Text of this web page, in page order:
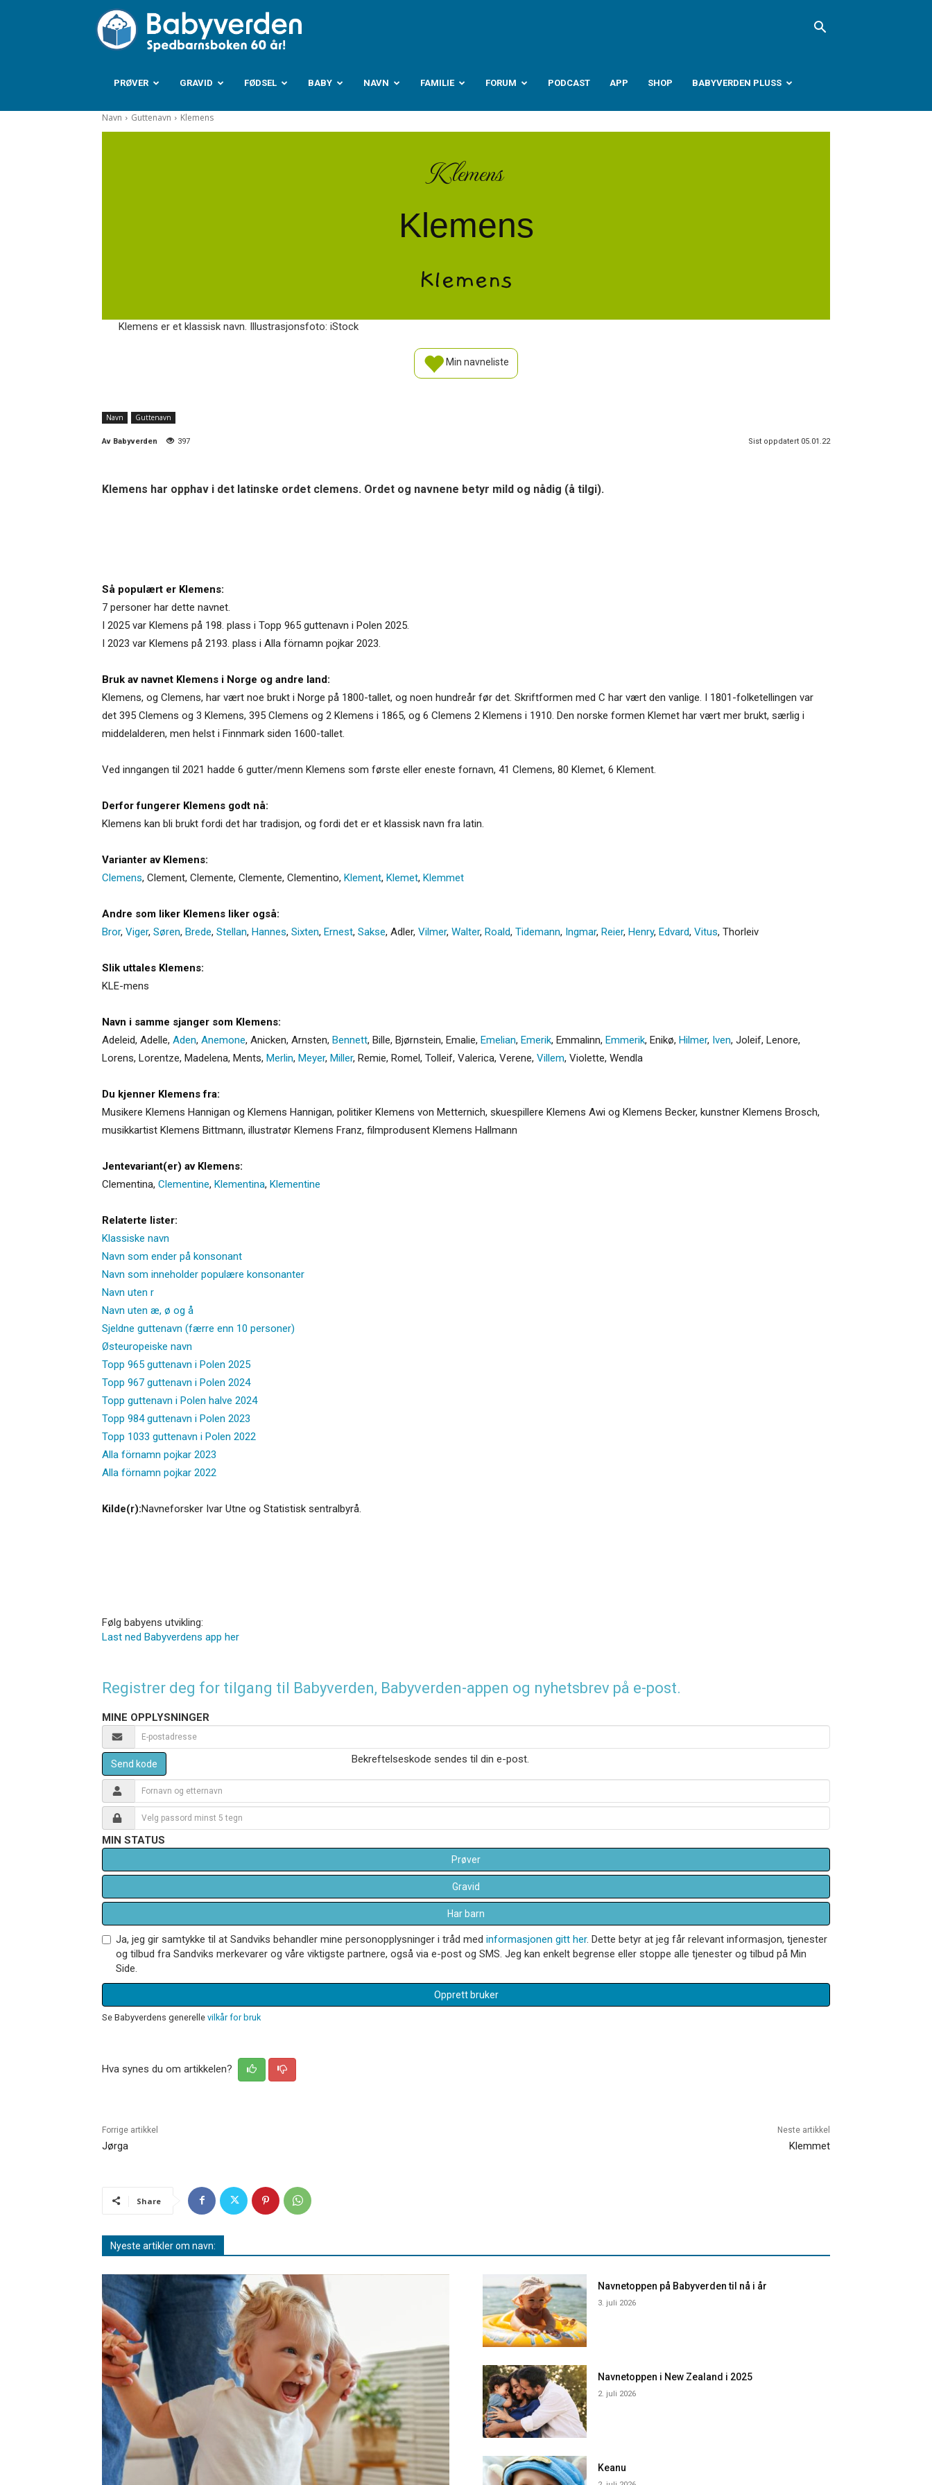
Babyverden.no
PRØVER GRAVID FØDSEL BABY NAVN FAMILIE FORUM PODCAST APP SHOP BABYVERDEN PLUSS
Navn Guttenavn Klemens
Klemens
Klemens
Klemens
Klemens er et klassisk navn. Illustrasjonsfoto: iStock
Min navneliste
Navn Guttenavn
Av Babyverden 397 Sist oppdatert 05.01.22
Klemens har opphav i det latinske ordet clemens. Ordet og navnene betyr mild og nådig (å tilgi).
Så populært er Klemens:
7 personer har dette navnet.
I 2025 var Klemens på 198. plass i Topp 965 guttenavn i Polen 2025.
I 2023 var Klemens på 2193. plass i Alla förnamn pojkar 2023.
Bruk av navnet Klemens i Norge og andre land:
Klemens, og Clemens, har vært noe brukt i Norge på 1800-tallet, og noen hundreår før det. Skriftformen med C har vært den vanlige. I 1801-folketellingen var
det 395 Clemens og 3 Klemens, 395 Clemens og 2 Klemens i 1865, og 6 Clemens 2 Klemens i 1910. Den norske formen Klemet har vært mer brukt, særlig i
middelalderen, men helst i Finnmark siden 1600-tallet.
Ved inngangen til 2021 hadde 6 gutter/menn Klemens som første eller eneste fornavn, 41 Clemens, 80 Klemet, 6 Klement.
Derfor fungerer Klemens godt nå:
Klemens kan bli brukt fordi det har tradisjon, og fordi det er et klassisk navn fra latin.
Varianter av Klemens:
Clemens, Clement, Clemente, Clemente, Clementino, Klement, Klemet, Klemmet
Andre som liker Klemens liker også:
Bror, Viger, Søren, Brede, Stellan, Hannes, Sixten, Ernest, Sakse, Adler, Vilmer, Walter, Roald, Tidemann, Ingmar, Reier, Henry, Edvard, Vitus, Thorleiv
Slik uttales Klemens:
KLE-mens
Navn i samme sjanger som Klemens:
Adeleid, Adelle, Aden, Anemone, Anicken, Arnsten, Bennett, Bille, Bjørnstein, Emalie, Emelian, Emerik, Emmalinn, Emmerik, Enikø, Hilmer, Iven, Joleif, Lenore,
Lorens, Lorentze, Madelena, Ments, Merlin, Meyer, Miller, Remie, Romel, Tolleif, Valerica, Verene, Villem, Violette, Wendla
Du kjenner Klemens fra:
Musikere Klemens Hannigan og Klemens Hannigan, politiker Klemens von Metternich, skuespillere Klemens Awi og Klemens Becker, kunstner Klemens Brosch,
musikkartist Klemens Bittmann, illustratør Klemens Franz, filmprodusent Klemens Hallmann
Jentevariant(er) av Klemens:
Clementina, Clementine, Klementina, Klementine
Relaterte lister:
Klassiske navn
Navn som ender på konsonant
Navn som inneholder populære konsonanter
Navn uten r
Navn uten æ, ø og å
Sjeldne guttenavn (færre enn 10 personer)
Østeuropeiske navn
Topp 965 guttenavn i Polen 2025
Topp 967 guttenavn i Polen 2024
Topp guttenavn i Polen halve 2024
Topp 984 guttenavn i Polen 2023
Topp 1033 guttenavn i Polen 2022
Alla förnamn pojkar 2023
Alla förnamn pojkar 2022
Kilde(r):Navneforsker Ivar Utne og Statistisk sentralbyrå.
Følg babyens utvikling:
Last ned Babyverdens app her
Registrer deg for tilgang til Babyverden, Babyverden-appen og nyhetsbrev på e-post.
MINE OPPLYSNINGER
Send kode Bekreftelseskode sendes til din e-post.
MIN STATUS
Prøver
Gravid
Har barn
Ja, jeg gir samtykke til at Sandviks behandler mine personopplysninger i tråd med informasjonen gitt her. Dette betyr at jeg får relevant informasjon, tjenester
og tilbud fra Sandviks merkevarer og våre viktigste partnere, også via e-post og SMS. Jeg kan enkelt begrense eller stoppe alle tjenester og tilbud på Min
Side.
Opprett bruker
Se Babyverdens generelle vilkår for bruk
Hva synes du om artikkelen?
Forrige artikkel
Jørga
Neste artikkel
Klemmet
Share
Nyeste artikler om navn:
Navnetoppen på Babyverden til nå i år
3. juli 2026
Navnetoppen i New Zealand i 2025
2. juli 2026
Keanu